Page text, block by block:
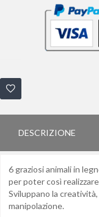
DESCRIZIONE
6 graziosi animali in
per poter così
Sviluppano la
manipolazione.